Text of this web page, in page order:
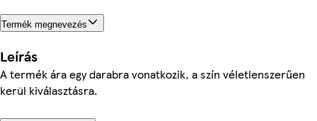
Termék megnevezés
Leírás
A termék ára egy darabra vonatkozik, a szín véletlenszerűen
kerül kiválasztásra.